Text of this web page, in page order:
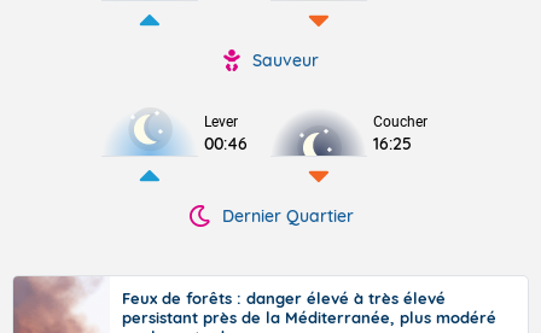
Sauveur
Lever
00:46
Coucher
16:25
Dernier Quartier
Feux de forêts : danger élevé à très élevé
persistant près de la Méditerranée, plus modéré